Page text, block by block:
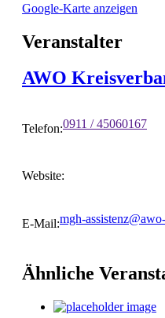
Google-Karte anzeigen
Veranstalter
AWO
Telefon:0911 / 45060167
Website:
E-Mail:mgh-
Ähnliche